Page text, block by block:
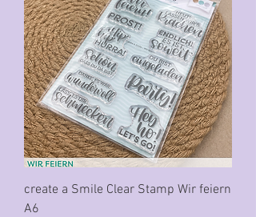
create a Smile Clear Stamp Wir feiern
A6